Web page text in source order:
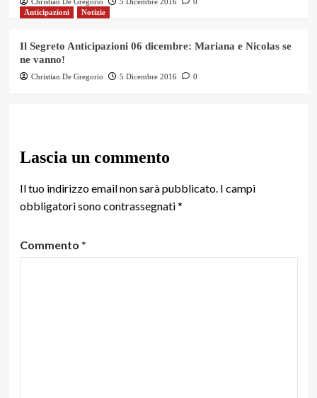
Anticipazioni
Notizie
Il Segreto Anticipazioni 06 dicembre: Mariana e Nicolas se
ne vanno!
Christian De Gregorio 5 Dicembre 2016 0
Lascia un commento
Il tuo indirizzo email non sarà pubblicato. I campi
obbligatori sono contrassegnati*
Commento *